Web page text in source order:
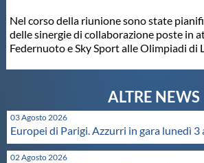
Centri Federali
Qualità
Nel corso della riunione sono state
delle sinergie di collaborazione poste in
Federnuoto e Sky Sport alle Olimpiadi di
03 Agosto 2026
Europei di Parigi. Azzurri in gara lunedì 3
02 Agosto 2026